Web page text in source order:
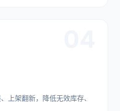
上架翻新，降低无效库存、